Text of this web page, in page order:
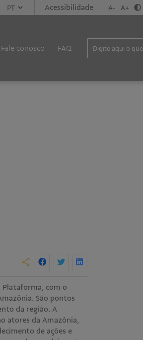
Acessibilidade A- A+
Fale conosco FAQ
Plataforma, com o
São pontos
da região. A
atores da Amazônia,
de ações e